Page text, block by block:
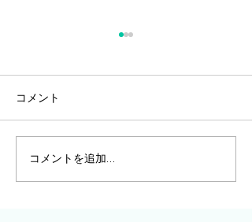
まで夏季休業とさせて頂きま
す。お間違えのないよう、ど
うぞよろしくお願い致しま
す。
コメント
コメントを追加…